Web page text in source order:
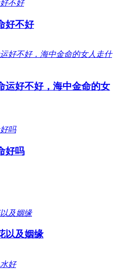
好不好
运好不好，海中金命的女
好吗
以及姻缘